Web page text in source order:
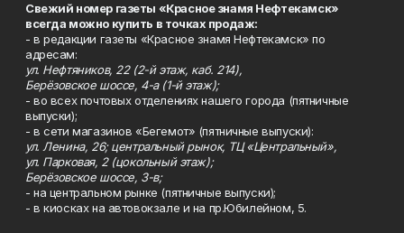
Свежий номер газеты «Красное знамя Нефтекамск»
всегда можно купить в точках продаж:
- в редакции газеты «Красное знамя Нефтекамск» по
адресам:
ул. Нефтяников, 22 (2-й этаж, каб. 214),
Берёзовское шоссе, 4-а (1-й этаж);
- во всех почтовых отделениях нашего города (пятничные
выпуски);
- в сети магазинов «Бегемот» (пятничные выпуски):
ул. Ленина, 26; центральный рынок, ТЦ «Центральный»,
ул. Парковая, 2 (цокольный этаж);
Берёзовское шоссе, 3-в;
- на центральном рынке (пятничные выпуски);
- в киосках на автовокзале и на пр.Юбилейном, 5.